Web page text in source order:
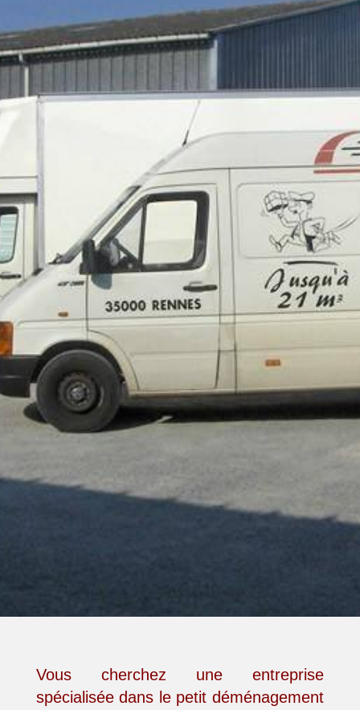
Vous cherchez une entreprise
spécialisée dans le petit déménagement